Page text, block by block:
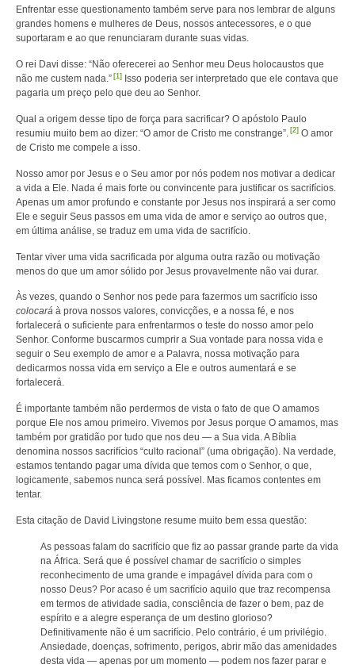
Enfrentar esse questionamento também serve para nos lembrar de alguns
grandes homens e mulheres de Deus, nossos antecessores, e o que
suportaram e ao que renunciaram durante suas vidas.
O rei Davi disse: “Não oferecerei ao Senhor meu Deus holocaustos que
não me custem nada.” [1]Isso poderia ser interpretado que ele contava que
pagaria um preço pelo que deu ao Senhor.
Qual a origem desse tipo de força para sacrificar? O apóstolo Paulo
resumiu muito bem ao dizer: “O amor de Cristo me constrange”. [2]O amor
de Cristo me compele a isso.
Nosso amor por Jesus e o Seu amor por nós podem nos motivar a dedicar
a vida a Ele. Nada é mais forte ou convincente para justificar os sacrifícios.
Apenas um amor profundo e constante por Jesus nos inspirará a ser como
Ele e seguir Seus passos em uma vida de amor e serviço ao outros que,
em última análise, se traduz em uma vida de sacrifício.
Tentar viver uma vida sacrificada por alguma outra razão ou motivação
menos do que um amor sólido por Jesus provavelmente não vai durar.
Às vezes, quando o Senhor nos pede para fazermos um sacrifício isso
colocará à prova nossos valores, convicções, e a nossa fé, e nos
fortalecerá o suficiente para enfrentarmos o teste do nosso amor pelo
Senhor. Conforme buscarmos cumprir a Sua vontade para nossa vida e
seguir o Seu exemplo de amor e a Palavra, nossa motivação para
dedicarmos nossa vida em serviço a Ele e outros aumentará e se
fortalecerá.
É importante também não perdermos de vista o fato de que O amamos
porque Ele nos amou primeiro. Vivemos por Jesus porque O amamos, mas
também por gratidão por tudo que nos deu — a Sua vida. A Bíblia
denomina nossos sacrifícios “culto racional” (uma obrigação). Na verdade,
estamos tentando pagar uma dívida que temos com o Senhor, o que,
logicamente, sabemos nunca será possível. Mas ficamos contentes em
tentar.
Esta citação de David Livingstone resume muito bem essa questão:
As pessoas falam do sacrifício que fiz ao passar grande parte da vida
na África. Será que é possível chamar de sacrifício o simples
reconhecimento de uma grande e impagável dívida para com o
nosso Deus? Por acaso é um sacrifício aquilo que traz recompensa
em termos de atividade sadia, consciência de fazer o bem, paz de
espírito e a alegre esperança de um destino glorioso?
Definitivamente não é um sacrifício. Pelo contrário, é um privilégio.
Ansiedade, doenças, sofrimento, perigos, abrir mão das amenidades
desta vida — apenas por um momento — podem nos fazer parar e